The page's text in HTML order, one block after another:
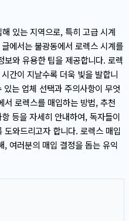
있는 지역으로, 특히 고급 시계
에서는 불광동에서 로렉스 시계를
와 유용한 팁을 제공합니다. 로렉
간이 지날수록 더욱 빛을 발합니
는 업체 선택과 주의사항이 무엇
로렉스를 매입하는 방법, 추천
등을 자세히 안내하여, 독자들이
와드리고자 합니다. 로렉스 매입
, 여러분의 매입 결정을 돕는 유익